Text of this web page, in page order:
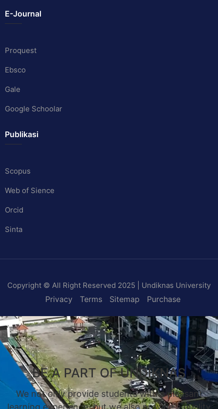
E-Journal
Proquest
Ebsco
Gale
Google Schoolar
Publikasi
Scopus
Web of Sience
Orcid
Sinta
Copyright © All Right Reserved 2025 | Undiknas University
Privacy Terms Sitemap Purchase
BE A PART OF UNDIKNAS
We not only provide students with a pleasant
learning experience, but we also provide a quality